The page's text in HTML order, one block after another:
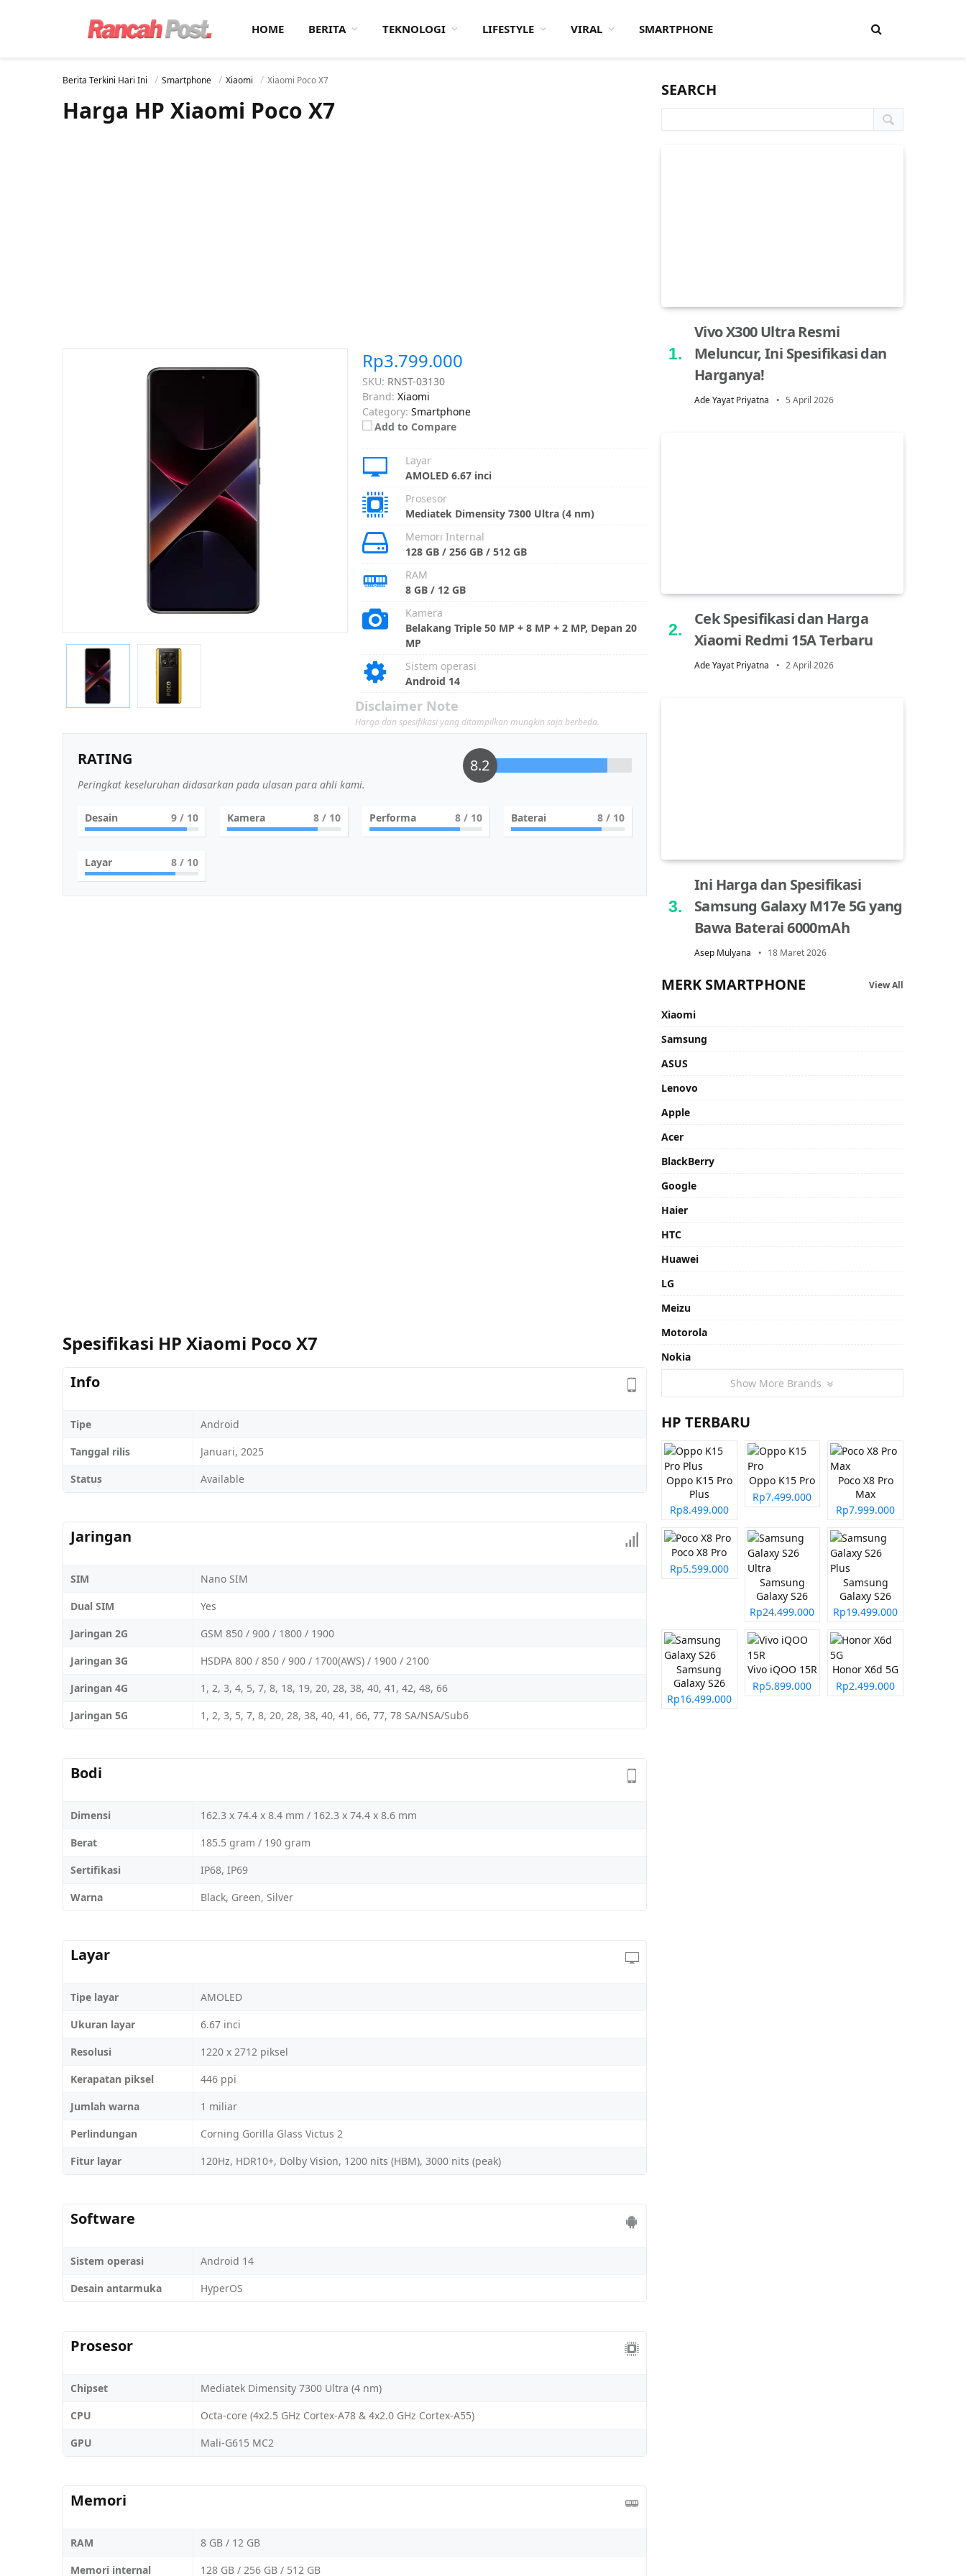
HOME BERITA TEKNOLOGI LIFESTYLE VIRAL SMARTPHONE
Berita Terkini Hari Ini Smartphone Xiaomi Xiaomi Poco X7
Harga HP Xiaomi Poco X7
Rp3.799.000
SKU: RNST-03130
Brand: Xiaomi
Category: Smartphone
Add to Compare
Layar
AMOLED 6.67 inci
Prosesor
Mediatek Dimensity 7300 Ultra (4 nm)
Memori Internal
128 GB / 256 GB / 512 GB
RAM
8 GB / 12 GB
Kamera
Belakang Triple 50 MP + 8 MP + 2 MP, Depan 20
MP
Sistem operasi
Android 14
RATING
Peringkat keseluruhan didasarkan pada ulasan para ahli kami.
8.2
Desain 9/ 10 Kamera 8/ 10 Performa 8 / 10 Baterai 8 / 10
Layar 8/ 10
Spesifikasi HP Xiaomi Poco X7
Info
Tipe
Android
Tanggal rilis
Januari, 2025
Status
Available
Jaringan
SIM
Nano SIM
Dual SIM
Yes
Jaringan 2G
GSM 850 / 900 / 1800 / 1900
Jaringan 3G
HSDPA 800 / 850 / 900 / 1700(AWS) / 1900 / 2100
Jaringan 4G
1, 2, 3, 4, 5, 7, 8, 18, 19, 20, 28, 38, 40, 41, 42, 48, 66
Jaringan 5G
1, 2, 3, 5, 7, 8, 20, 28, 38, 40, 41, 66, 77, 78 SA/NSA/Sub6
Bodi
Dimensi
162.3 x 74.4 x 8.4 mm / 162.3 x 74.4 x 8.6 mm
Berat
185.5 gram / 190 gram
Sertifikasi
IP68, IP69
Warna
Black, Green, Silver
Layar
Tipe layar
AMOLED
Ukuran layar
6.67 inci
Resolusi
1220 x 2712 piksel
Kerapatan piksel
446 ppi
Jumlah warna
1 miliar
Perlindungan
Corning Gorilla Glass Victus 2
Fitur layar
120Hz, HDR10+, Dolby Vision, 1200 nits (HBM), 3000 nits (peak)
Software
Sistem operasi
Android 14
Desain antarmuka
HyperOS
Prosesor
Chipset
Mediatek Dimensity 7300 Ultra (4 nm)
CPU
Octa-core (4x2.5 GHz Cortex-A78 & 4x2.0 GHz Cortex-A55)
GPU
Mali-G615 MC2
Memori
RAM
8 GB / 12 GB
Memori internal
128 GB / 256 GB / 512 GB
Disclaimer Note
Harga dan spesifikasi yang ditampilkan mungkin saja berbeda.
SEARCH
Vivo X300 Ultra Resmi
Meluncur, Ini Spesifikasi dan
Harganya!
Ade Yayat Priyatna 5 April 2026
Cek Spesifikasi dan Harga
Xiaomi Redmi 15A Terbaru
Ade Yayat Priyatna 2 April 2026
Ini Harga dan Spesifikasi
Samsung Galaxy M17e 5G yang
Bawa Baterai 6000mAh
Asep Mulyana 18 Maret 2026
MERK SMARTPHONE View All
Xiaomi
Samsung
ASUS
Lenovo
Apple
Acer
BlackBerry
Google
Haier
HTC
Huawei
LG
Meizu
Motorola
Nokia
Show More Brands
HP TERBARU
Oppo K15 Pro
Plus
Rp8.499.000
Oppo K15 Pro
Rp7.499.000
Poco X8 Pro
Max
Rp7.999.000
Poco X8 Pro
Rp5.599.000
Samsung
Galaxy S26
Ultra
Rp24.499.000
Samsung
Galaxy S26
Plus
Rp19.499.000
Samsung
Galaxy S26
Rp16.499.000
Vivo iQOO 15R
Rp5.899.000
Honor X6d 5G
Rp2.499.000